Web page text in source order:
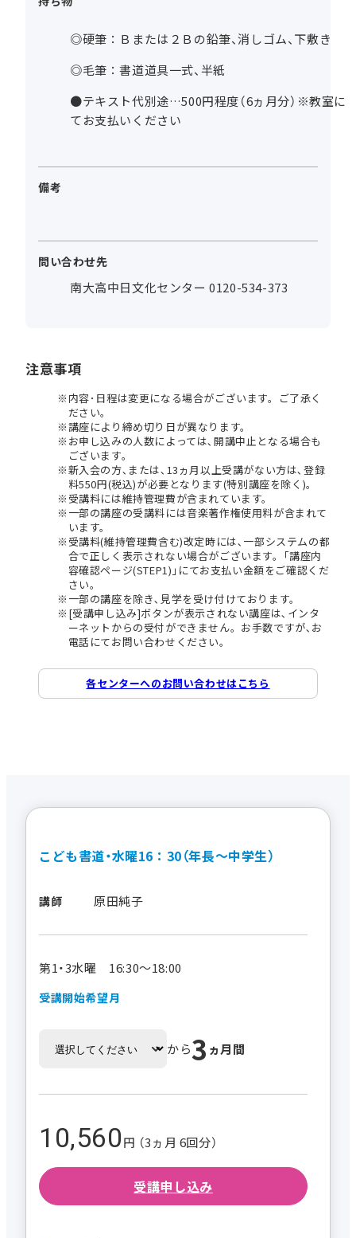
◎硬筆：Ｂまたは２Ｂの鉛筆、消しゴム、下敷き
◎毛筆：書道道具一式、半紙
●テキスト代別途…500円程度（6ヵ月分）※教室に
てお支払いください
備考
問い合わせ先
南大高中日文化センター 0120-534-373
注意事項
内容･日程は変更になる場合がございます。ご了承く
ださい。
講座により締め切り日が異なります。
お申し込みの人数によっては､開講中止となる場合も
ございます。
新入会の方､または､13ヵ月以上受講がない方は､登録
料550円(税込)が必要となります(特別講座を除く)。
受講料には維持管理費が含まれています。
一部の講座の受講料には音楽著作権使用料が含まれて
います。
受講料(維持管理費含む)改定時には､一部システムの都
合で正しく表示されない場合がございます。｢講座内
容確認ページ(STEP1)｣にてお支払い金額をご確認くだ
さい。
一部の講座を除き､見学を受け付けております。
[受講申し込み]ボタンが表示されない講座は､インタ
ーネットからの受付ができません。お手数ですが､お
電話にてお問い合わせください。
各センターへのお問い合わせはこちら
こども書道・水曜16：30（年長～中学生）
講師 原田純子
第1・3水曜 16:30～18:00
受講開始希望月
から3 ヵ月間
10,560円 （3ヵ月 6回分）
受講申し込み